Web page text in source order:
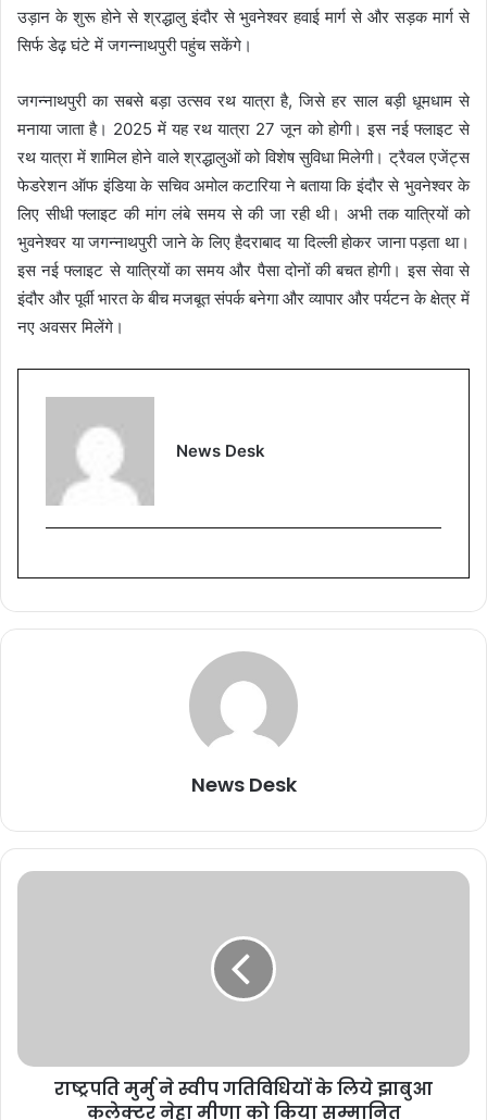
उड़ान के शुरू होने से श्रद्धालु इंदौर से भुवनेश्वर हवाई मार्ग से और सड़क मार्ग से
सिर्फ डेढ़ घंटे में जगन्नाथपुरी पहुंच सकेंगे।
जगन्नाथपुरी का सबसे बड़ा उत्सव रथ यात्रा है, जिसे हर साल बड़ी धूमधाम से
मनाया जाता है। 2025 में यह रथ यात्रा 27 जून को होगी। इस नई फ्लाइट से
रथ यात्रा में शामिल होने वाले श्रद्धालुओं को विशेष सुविधा मिलेगी। ट्रैवल एजेंट्स
फेडरेशन ऑफ इंडिया के सचिव अमोल कटारिया ने बताया कि इंदौर से भुवनेश्वर के
लिए सीधी फ्लाइट की मांग लंबे समय से की जा रही थी। अभी तक यात्रियों को
भुवनेश्वर या जगन्नाथपुरी जाने के लिए हैदराबाद या दिल्ली होकर जाना पड़ता था।
इस नई फ्लाइट से यात्रियों का समय और पैसा दोनों की बचत होगी। इस सेवा से
इंदौर और पूर्वी भारत के बीच मजबूत संपर्क बनेगा और व्यापार और पर्यटन के क्षेत्र में
नए अवसर मिलेंगे।
News Desk
News Desk
राष्ट्रपति मुर्मु ने स्वीप गतिविधियों के लिये झाबुआ
कलेक्टर नेहा मीणा को किया सम्मानित